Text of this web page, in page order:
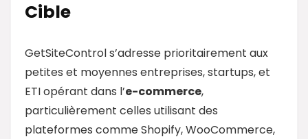
Cible
GetSiteControl s’adresse prioritairement aux
petites et moyennes entreprises, startups, et
ETI opérant dans l’e-commerce,
particulièrement celles utilisant des
plateformes comme Shopify, WooCommerce,